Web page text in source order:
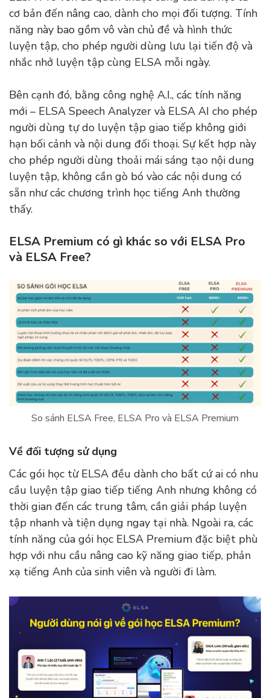
cơ bản đến nâng cao, dành cho mọi đối tượng. Tính
năng này bao gồm vô vàn chủ đề và hình thức
luyện tập, cho phép người dùng lưu lại tiến độ và
nhắc nhở luyện tập cùng ELSA mỗi ngày.
Bên cạnh đó, bằng công nghệ A.I., các tính năng
mới – ELSA Speech Analyzer và ELSA AI cho phép
người dùng tự do luyện tập giao tiếp không giới
hạn bối cảnh và nội dung đối thoại. Sự kết hợp này
cho phép người dùng thoải mái sáng tạo nội dung
luyện tập, không cần gò bó vào các nội dung có
sẵn như các chương trình học tiếng Anh thường
thấy.
ELSA Premium có gì khác so với ELSA Pro
và ELSA Free?
So sánh ELSA Free, ELSA Pro và ELSA Premium
Về đối tượng sử dụng
Các gói học từ ELSA đều dành cho bất cứ ai có nhu
cầu luyện tập giao tiếp tiếng Anh nhưng không có
thời gian đến các trung tâm, cần giải pháp luyện
tập nhanh và tiện dụng ngay tại nhà. Ngoài ra, các
tính năng của gói học ELSA Premium đặc biệt phù
hợp với nhu cầu nâng cao kỹ năng giao tiếp, phản
xạ tiếng Anh của sinh viên và người đi làm.